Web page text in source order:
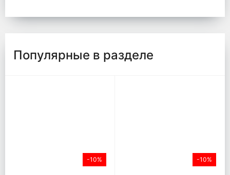
Популярные в разделе
-10% -10%